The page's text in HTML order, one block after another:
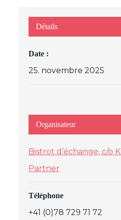
Détails
Date :
25. novembre 2025
Organisateur
Bistrot d’échange, c/o
Partner
Téléphone
+41 (0)78 729 71 72